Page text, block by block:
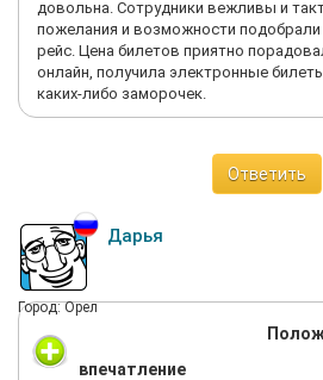
довольна. Сотрудники вежливы и
пожелания и возможности
рейс. Цена билетов приятно
онлайн, получила электронные
каких-либо заморочек.
Ответить
Дарья
Город: Орел
впечатление